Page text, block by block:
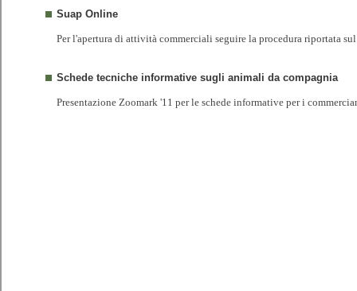
Suap Online
Per l'apertura di attività commerciali seguire la procedura riportata
Schede tecniche informative sugli animali da compagnia
Presentazione Zoomark '11 per le schede informative per i